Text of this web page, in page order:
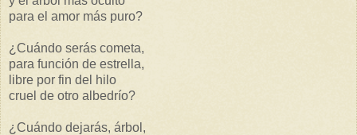
para el amor más puro?
¿Cuándo serás cometa,
para función de estrella,
libre por fin del hilo
cruel de otro albedrío?
¿Cuándo dejarás, árbol,